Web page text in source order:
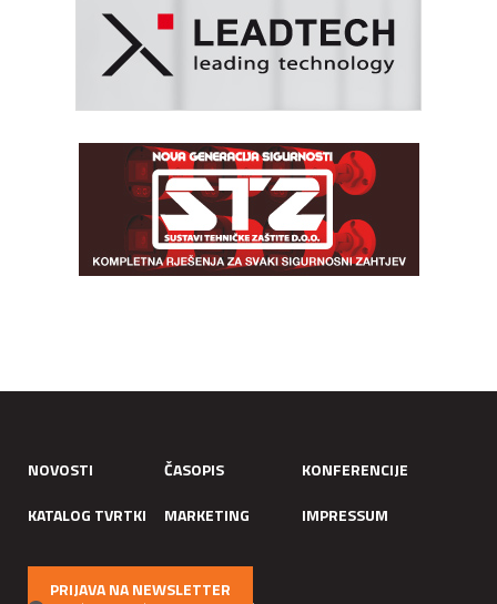
NOVOSTI ČASOPIS
KONFERENCIJE
KATALOG TVRTKI
MARKETING IMPRESSUM
PRIJAVA NA NEWSLETTER